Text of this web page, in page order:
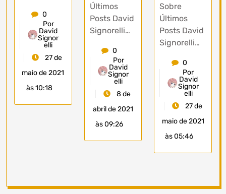
0
Por
David
Signor
elli
27 de
maio de 2021
às 10:18
Últimos
Posts David
Signorelli…
0
Por
David
Signor
elli
8 de
abril de 2021
às 09:26
Sobre
Últimos
Posts David
Signorelli…
0
Por
David
Signor
elli
27 de
maio de 2021
às 05:46